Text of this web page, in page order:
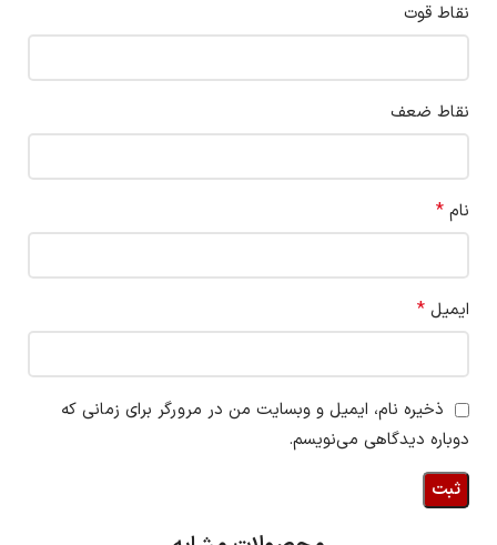
نقاط قوت
نقاط ضعف
نام *
ایمیل *
ذخیره نام، ایمیل و وبسایت من در مرورگر برای زمانی که
دوباره دیدگاهی می‌نویسم.